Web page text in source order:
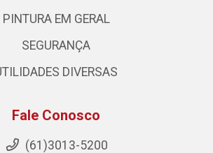
PINTURA EM GERAL
SEGURANÇA
DIVERSAS
Fale Conosco
(61)3013-5200